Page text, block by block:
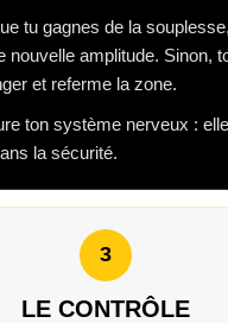
tu gagnes de la
nouvelle amplitude. Sinon,
et referme la zone.
ton système nerveux :
la sécurité.
3
LE CONTRÔLE